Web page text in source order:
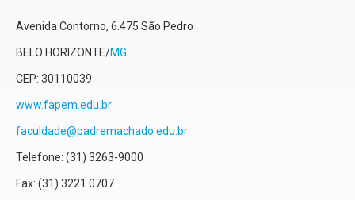
Avenida Contorno, 6.475 São Pedro
BELO HORIZONTE/MG
CEP: 30110039
www.fapem.edu.br
faculdade@padremachado.edu.br
Telefone: (31) 3263-9000
Fax: (31) 3221 0707